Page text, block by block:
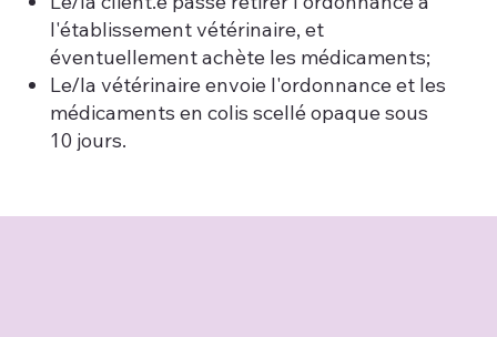
l'établissement vétérinaire, et
éventuellement achète les médicaments;
Le/la vétérinaire envoie l'ordonnance et les
médicaments en colis scellé opaque sous
10 jours.